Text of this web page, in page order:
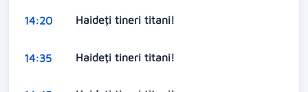
14:20 Haideți tineri titani!
14:35 Haideți tineri titani!